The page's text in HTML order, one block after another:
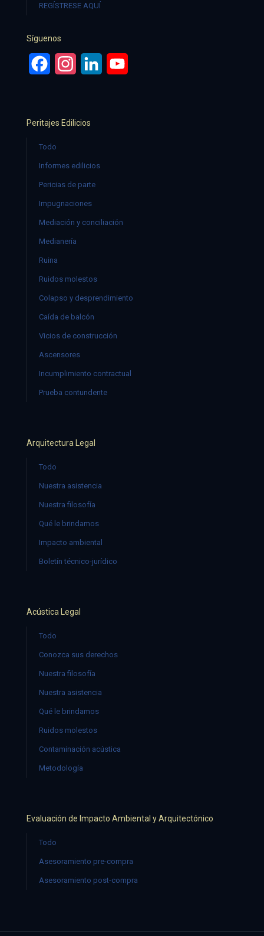
REGÍSTRESE AQUÍ
Síguenos
FacebookInstagramLinkedIn
Peritajes Edilicios
Todo
Informes edilicios
Pericias de parte
Impugnaciones
Mediación y conciliación
Medianería
Ruina
Ruidos molestos
Colapso y desprendimiento
Caída de balcón
Vicios de construcción
Ascensores
Incumplimiento contractual
Prueba contundente
Arquitectura Legal
Todo
Nuestra asistencia
Nuestra filosofía
Qué le brindamos
Impacto ambiental
Boletín técnico-jurídico
Acústica Legal
Todo
Conozca sus derechos
Nuestra filosofía
Nuestra asistencia
Qué le brindamos
Ruidos molestos
Contaminación acústica
Metodología
Evaluación de Impacto Ambiental y Arquitectónico
Todo
Asesoramiento pre-compra
Asesoramiento post-compra